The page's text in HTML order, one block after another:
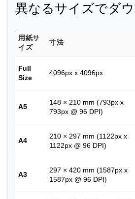
異なるサイズでダ
用紙サ
イズ
寸法
Full
Size
4096px x 4096px
A5
148 × 210 mm (793px x
793px @ 96 DPI)
A4
210 × 297 mm (1122px x
1122px @ 96 DPI)
A3
297 × 420 mm (1587px x
1587px @ 96 DPI)